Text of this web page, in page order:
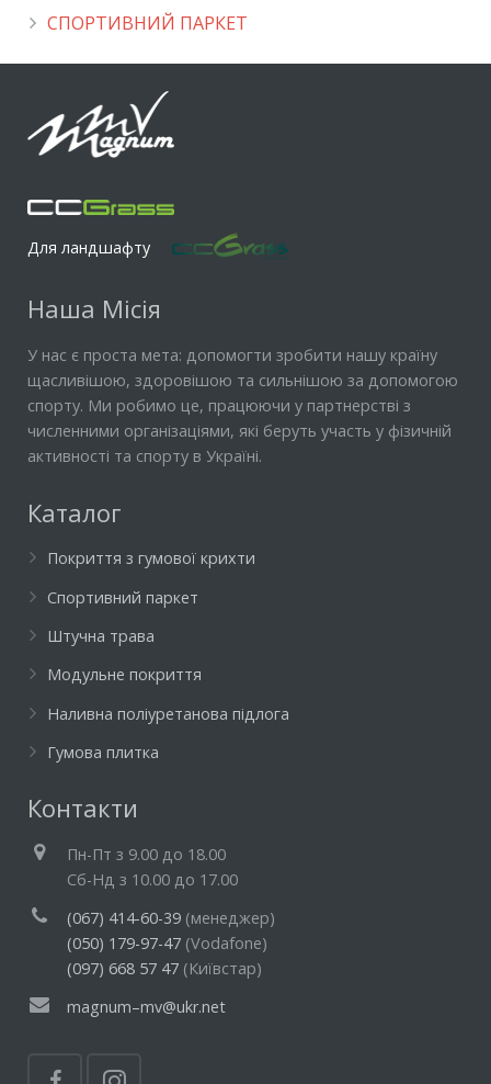
СПОРТИВНИЙ ПАРКЕТ
Для ландшафту
Наша Місія
У нас є проста мета: допомогти зробити нашу країну
щасливішою, здоровішою та сильнішою за допомогою
спорту. Ми робимо це, працюючи у партнерстві з
численними організаціями, які беруть участь у фізичній
активності та спорту в Україні.
Каталог
Покриття з гумової крихти
Спортивний паркет
Штучна трава
Модульне покриття
Наливна поліуретанова підлога
Гумова плитка
Контакти
Пн-Пт з 9.00 до 18.00
Cб-Нд з 10.00 до 17.00
(067) 414-60-39 (менеджер)
(050) 179-97-47 (Vodafone)
(097) 668 57 47 (Київстар)
magnum–mv@ukr.net